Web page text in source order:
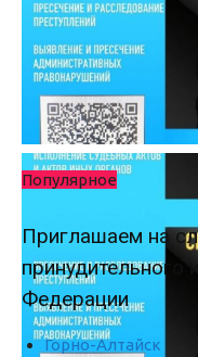
Популярное
Приглашаем на
принудительного
Федерации
Горно-Алтайск